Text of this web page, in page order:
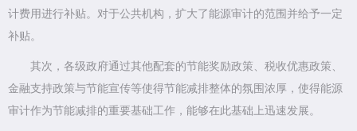
计费用进行补贴。对于公共机构，扩大了能源审计的范围并给予一定
补贴。
其次，各级政府通过其他配套的节能奖励政策、税收优惠政策、
金融支持政策与节能宣传等使得节能减排整体的氛围浓厚，使得能源
审计作为节能减排的重要基础工作，能够在此基础上迅速发展。